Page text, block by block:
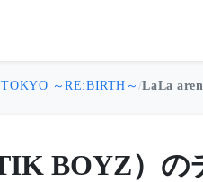
～RE:BIRTH～/LaLa
BOYZ）の